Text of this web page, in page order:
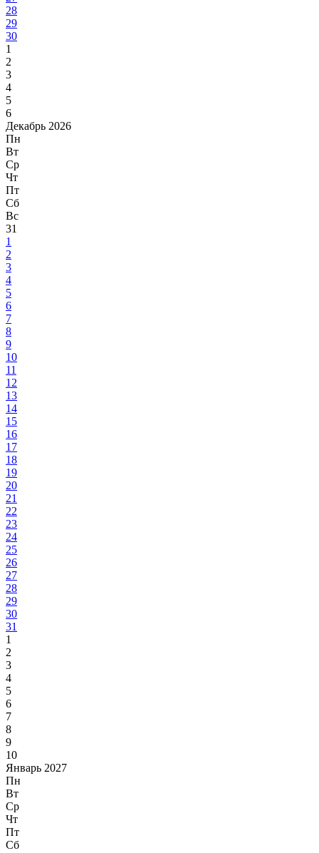
28
29
30
1
2
3
4
5
6
Декабрь 2026
Пн
Вт
Ср
Чт
Пт
Сб
Вс
31
1
2
3
4
5
6
7
8
9
10
11
12
13
14
15
16
17
18
19
20
21
22
23
24
25
26
27
28
29
30
31
1
2
3
4
5
6
7
8
9
10
Январь 2027
Пн
Вт
Ср
Чт
Пт
Сб